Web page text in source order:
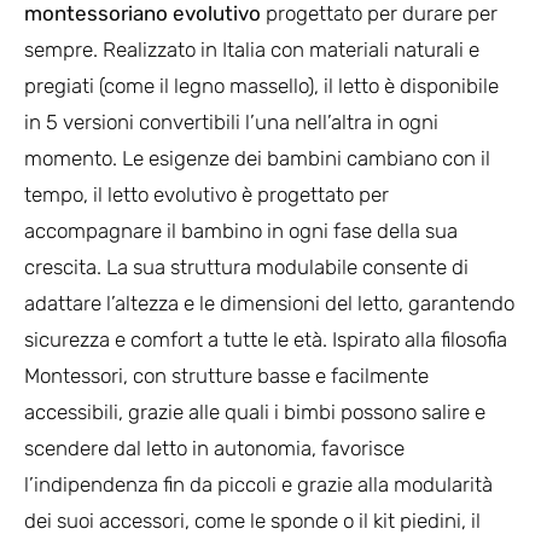
montessoriano evolutivo progettato per durare per
sempre. Realizzato in Italia con materiali naturali e
pregiati (come il legno massello), il letto è disponibile
in 5 versioni convertibili l’una nell’altra in ogni
momento. Le esigenze dei bambini cambiano con il
tempo, il letto evolutivo è progettato per
accompagnare il bambino in ogni fase della sua
crescita. La sua struttura modulabile consente di
adattare l’altezza e le dimensioni del letto, garantendo
sicurezza e comfort a tutte le età. Ispirato alla filosofia
Montessori, con strutture basse e facilmente
accessibili, grazie alle quali i bimbi possono salire e
scendere dal letto in autonomia, favorisce
l’indipendenza fin da piccoli e grazie alla modularità
dei suoi accessori, come le sponde o il kit piedini, il